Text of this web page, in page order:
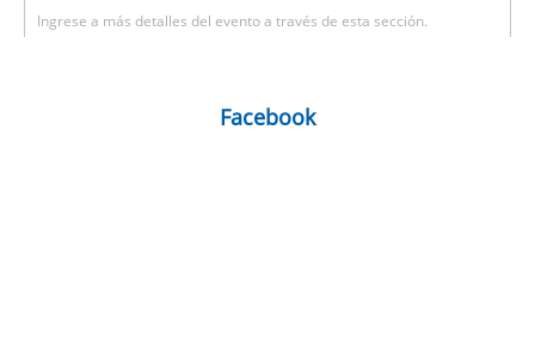
Ingrese a más detalles del evento a través de esta sección.
Facebook